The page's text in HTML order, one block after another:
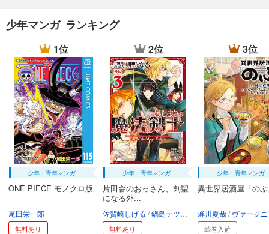
少年マンガ ランキング
1位
少年・青年マンガ
ONE PIECE モノクロ版
尾田栄一郎
無料あり
2位
少年・青年マンガ
片田舎のおっさん、剣聖
になる外...
佐賀崎しげる 鍋島テツヒロ 空路恵 渡辺樹
無料あり
3位
少年・青年マンガ
異世界居酒屋「の
蝉川夏哉 ヴァージニア二
続巻入荷